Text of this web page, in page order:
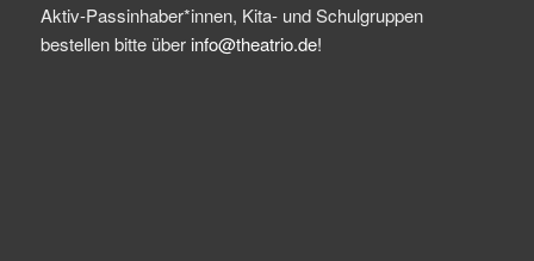
Aktiv-Passinhaber*innen, Kita- und Schulgruppen
bestellen bitte über info@theatrio.de!